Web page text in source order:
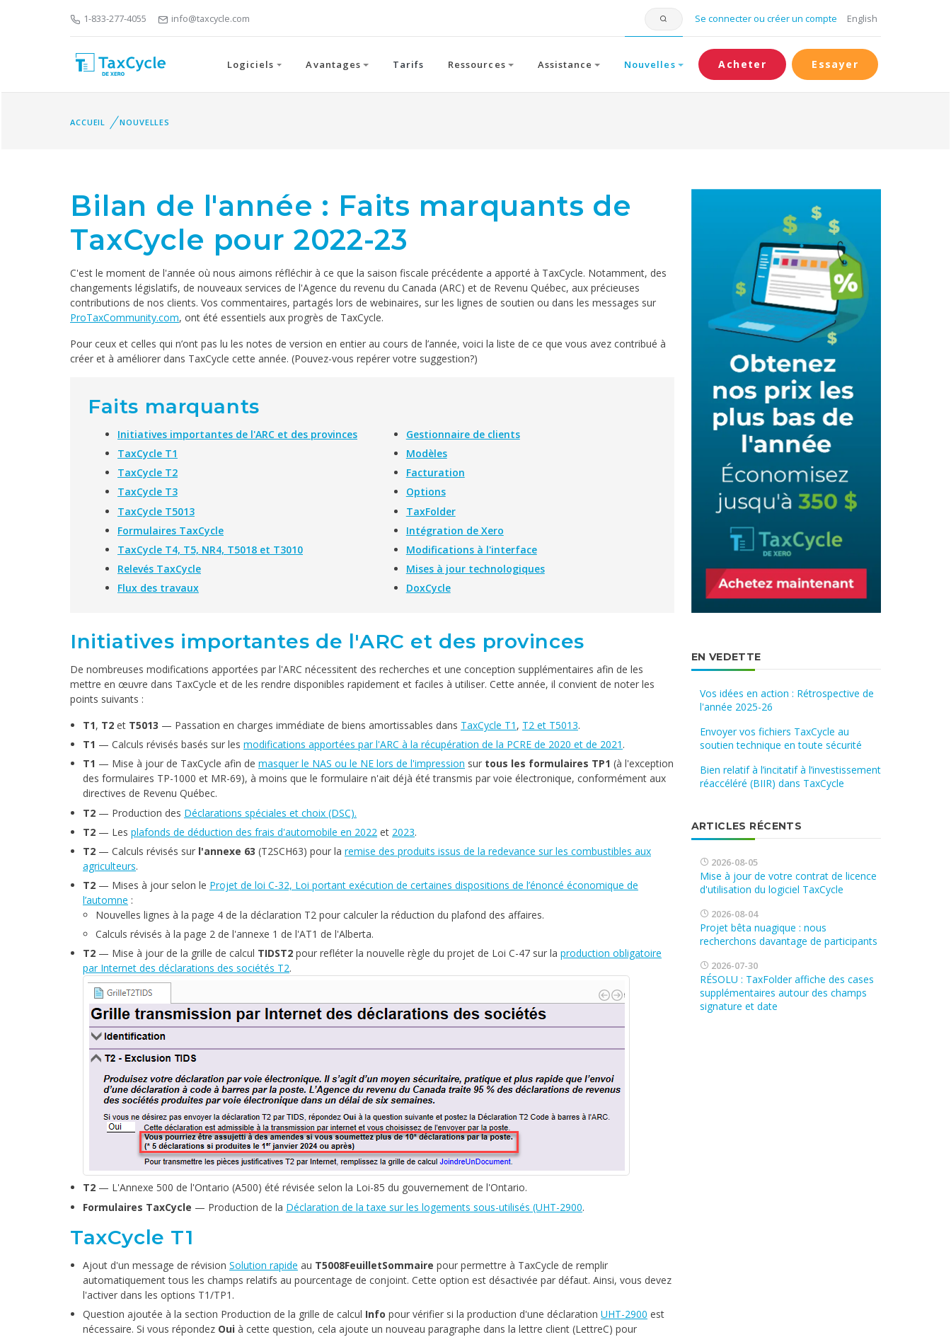
1-833-277-4055 info@taxcycle.com Se connecter ou créer un compte English
Logiciels Avantages Tarifs Ressources Assistance Nouvelles Acheter Essayer
ACCUEIL NOUVELLES
Bilan de l'année : Faits marquants de
TaxCycle pour 2022-23
C'est le moment de l'année où nous aimons réfléchir à ce que la saison fiscale précédente a apporté à TaxCycle. Notamment, des
changements législatifs, de nouveaux services de l'Agence du revenu du Canada (ARC) et de Revenu Québec, aux précieuses
contributions de nos clients. Vos commentaires, partagés lors de webinaires, sur les lignes de soutien ou dans les messages sur
ProTaxCommunity.com, ont été essentiels aux progrès de TaxCycle.
Pour ceux et celles qui n’ont pas lu les notes de version en entier au cours de l’année, voici la liste de ce que vous avez contribué à
créer et à améliorer dans TaxCycle cette année. (Pouvez-vous repérer votre suggestion?)
Faits marquants
Initiatives importantes de l'ARC et des provinces
TaxCycle T1
TaxCycle T2
TaxCycle T3
TaxCycle T5013
Formulaires TaxCycle
TaxCycle T4, T5, NR4, T5018 et T3010
Relevés TaxCycle
Flux des travaux
Gestionnaire de clients
Modèles
Facturation
Options
TaxFolder
Intégration de Xero
Modifications à l'interface
Mises à jour technologiques
DoxCycle
Initiatives importantes de l'ARC et des provinces
De nombreuses modifications apportées par l'ARC nécessitent des recherches et une conception supplémentaires afin de les
mettre en œuvre dans TaxCycle et de les rendre disponibles rapidement et faciles à utiliser. Cette année, il convient de noter les
points suivants :
T1, T2 et T5013 — Passation en charges immédiate de biens amortissables dans TaxCycle T1 , T2 et T5013.
T1 — Calculs révisés basés sur les modifications apportées par l'ARC à la récupération de la PCRE de 2020 et de 2021 .
T1 — Mise à jour de TaxCycle afin de masquer le NAS ou le NE lors de l'impression sur tous les formulaires TP1 (à l'exception
des formulaires TP-1000 et MR-69), à moins que le formulaire n'ait déjà été transmis par voie électronique, conformément aux
directives de Revenu Québec.
T2 — Production des Déclarations spéciales et choix (DSC).
T2 — Les plafonds de déduction des frais d'automobile en 2022 et 2023.
T2 — Calculs révisés sur l'annexe 63 (T2SCH63) pour la remise des produits issus de la redevance sur les combustibles aux
agriculteurs.
T2 — Mises à jour selon le Projet de loi C-32, Loi portant exécution de certaines dispositions de l’énoncé économique de
l’automne :
Nouvelles lignes à la page 4 de la déclaration T2 pour calculer la réduction du plafond des affaires.
Calculs révisés à la page 2 de l'annexe 1 de l'AT1 de l'Alberta.
T2 — Mise à jour de la grille de calcul TIDST2 pour refléter la nouvelle règle du projet de Loi C-47 sur la production obligatoire
par Internet des déclarations des sociétés T2.
T2 — L'Annexe 500 de l'Ontario (A500) été révisée selon la Loi-85 du gouvernement de l'Ontario.
Formulaires TaxCycle — Production de la Déclaration de la taxe sur les logements sous-utilisés (UHT-2900.
TaxCycle T1
Ajout d'un message de révision Solution rapide au T5008FeuilletSommaire pour permettre à TaxCycle de remplir
automatiquement tous les champs relatifs au pourcentage de conjoint. Cette option est désactivée par défaut. Ainsi, vous devez
l'activer dans les options T1/TP1.
Question ajoutée à la section Production de la grille de calcul Info pour vérifier si la production d'une déclaration UHT-2900 est
nécessaire. Si vous répondez Oui à cette question, cela ajoute un nouveau paragraphe dans la lettre client (LettreC) pour
EN VEDETTE
Vos idées en action : Rétrospective de
l'année 2025-26
Envoyer vos fichiers TaxCycle au
soutien technique en toute sécurité
Bien relatif à l’incitatif à l’investissement
réaccéléré (BIIR) dans TaxCycle
ARTICLES RÉCENTS
2026-08-05
Mise à jour de votre contrat de licence
d'utilisation du logiciel TaxCycle
2026-08-04
Projet bêta nuagique : nous
recherchons davantage de participants
2026-07-30
RÉSOLU : TaxFolder affiche des cases
supplémentaires autour des champs
signature et date